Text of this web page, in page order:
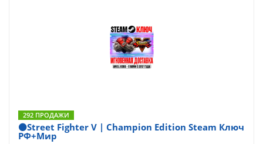
292 ПРОДАЖИ
⚫Street Fighter V | Champion Edition Steam Ключ
РФ+Мир